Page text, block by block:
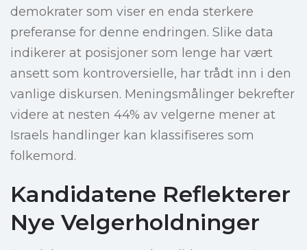
demokrater som viser en enda sterkere
preferanse for denne endringen. Slike data
indikerer at posisjoner som lenge har vært
ansett som kontroversielle, har trådt inn i den
vanlige diskursen. Meningsmålinger bekrefter
videre at nesten 44% av velgerne mener at
Israels handlinger kan klassifiseres som
folkemord.
Kandidatene Reflekterer
Nye Velgerholdninger